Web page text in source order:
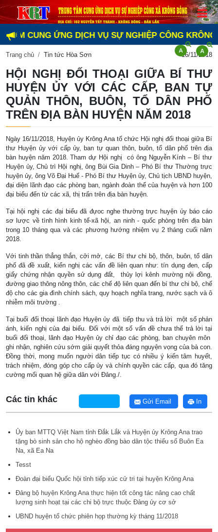
CUNG ỨNG DỊCH VỤ SỰ NGHIỆP CÔNG
Trang chủ Tin tức Hòa Sơn 16/11/2018
HỘI NGHỊ ĐỐI THOẠI GIỮA BÍ THƯ
HUYỆN ỦY VỚI CÁC CẤP, BAN TỰ
QUẢN THÔN, BUÔN, TỔ DÂN PHỐ
TRÊN ĐỊA BÀN HUYỆN NĂM 2018
Ngày 16/11/2018, Huyện ủy Krông Ana tổ chức Hội nghị đối thoại giữa Bí
thư Huyện ủy với cấp ủy, ban tự quan thôn, buôn, tổ dân phố trên địa
bàn huyện năm 2018. Tham dự Hội nghị có ông Nguyễn Kính – Bí thư
Huyện ủy, Chủ trì Hội nghị, ông Bùi Gia Dinh – Phó Bí thư Thường trực
huyện ủy, ông Võ Đại Huế - Phó Bí thư Huyện ủy, Chủ tịch UBND huyện,
đại diện lãnh đạo các phòng ban, ngành đoàn thể của huyện và hơn 100
đại biểu đến từ các xã, thị trấn trên địa bàn huyện.
Tại hội nghị các đại biểu đã đựoc nghe thường trực huyện ủy báo cáo
sơ lược về tình hình kinh tế-xã hội, an ninh - quốc phòng trên địa bàn
trong 10 tháng qua và các phương hướng nhiệm vụ 2 tháng cuối năm
2018.
Với tinh thần thẳng thắn, cởi mở, các Bí thư chi bộ, thôn, buôn, tổ dân
phố đã đề xuất, kiến nghị các vấn đề liên quan như: tín dụng đen, cấp
giấy chứng nhận quyền sử dụng đất, thủy lợi kênh mường nội đồng,
đường giao thông nông thôn, các chế độ liên quan đến bí thư chi bộ, chế
độ cho các gia đình chính sách, quy hoạch nghĩa trang, nước sạch và ô
nhiễm môi trường .
Tại buổi đối thoại lãnh đạo Huyện ủy đã tiếp thu và trả lời một số phản
ánh, kiến nghị của đại biểu. Đối với một số vấn đề chưa thể trả lời tại
buổi đối thoại, lãnh đạo Huyện ủy chỉ đạo các phòng, ban chuyên môn
ghi nhận, nghiên cứu sớm giải quyết thỏa đáng nguyện vọng của bà con.
Đồng thời, mong muốn người dân tiếp tục có nhiều ý kiến tâm huyết,
trách nhiệm, đóng góp cho cấp ủy và chính quyền các cấp, qua đó tăng
cường mối quan hệ giữa dân với Đảng./.
In
Gửi Email
Các tin khác
Ủy ban MTTQ Việt Nam tỉnh Đắk Lắk và Huyện ủy Krông Ana trao
tặng bò sinh sản cho hộ nghèo đồng bào dân tộc thiểu số Buôn Ea
Na, xã Ea Na
Tesst
Đoàn đại biểu Quốc hội tỉnh tiếp xúc cử tri tại huyện Krông Ana
Đảng bộ huyện Krông Ana thực hiện tốt công tác nâng cao chất
lượng sinh hoạt tại các chi bộ trực thuộc Đảng ủy cơ sở
UBND huyện tổ chức phiên họp thường kỳ tháng 11/2018